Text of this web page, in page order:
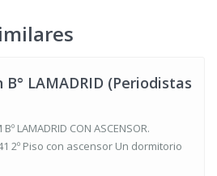
B° LAMADRID (Periodistas
LAMADRID CON ASCENSOR.
2º Piso con ascensor Un dormitorio